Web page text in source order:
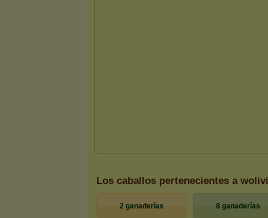
Los caballos pertenecientes a
2 ganaderías 8 ganaderías